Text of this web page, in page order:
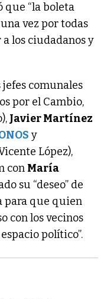
que “la boleta
vez por todas
los ciudadanos y
comunales
por el Cambio,
Javier Martínez
y
López),
con María
su “deseo” de
para que quien
con los vecinos
político”.